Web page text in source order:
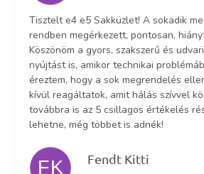
Tisztelt e4 e5 Sakküzlet! A sokadik
rendben megérkezett, pontosan,
Köszönöm a gyors, szakszerű és
nyújtást is, amikor technikai
éreztem, hogy a sok megrendelés
kívül reagáltatok, amit hálás szívvel
továbbra is az 5 csillagos értékelés
lehetne, még többet is adnék!
FK Fendt Kitti